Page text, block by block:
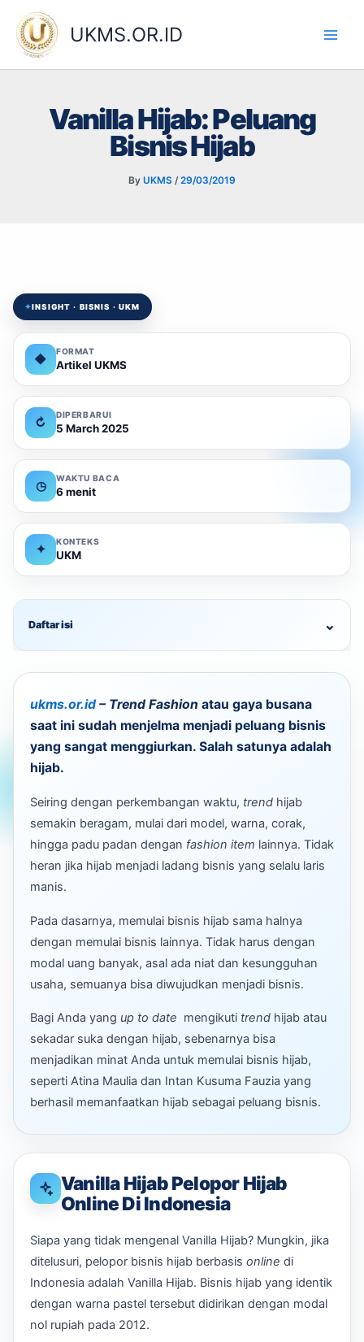
content
UKMS.OR.ID
Vanilla Hijab: Peluang
Bisnis Hijab
By UKMS /29/03/2019
✦INSIGHT · BISNIS · UKM
◆
FORMAT
Artikel UKMS
↻
DIPERBARUI
5 March 2025
◷
WAKTU BACA
6 menit
✦
KONTEKS
UKM
Daftar isi ⌄
ukms.or.id – Trend Fashion atau gaya busana
saat ini sudah menjelma menjadi peluang bisnis
yang sangat menggiurkan. Salah satunya adalah
hijab.
Seiring dengan perkembangan waktu, trend hijab
semakin beragam, mulai dari model, warna, corak,
hingga padu padan dengan fashion item lainnya. Tidak
heran jika hijab menjadi ladang bisnis yang selalu laris
manis.
Pada dasarnya, memulai bisnis hijab sama halnya
dengan memulai bisnis lainnya. Tidak harus dengan
modal uang banyak, asal ada niat dan kesungguhan
usaha, semuanya bisa diwujudkan menjadi bisnis.
Bagi Anda yang up to date mengikuti trend hijab atau
sekadar suka dengan hijab, sebenarnya bisa
menjadikan minat Anda untuk memulai bisnis hijab,
seperti Atina Maulia dan Intan Kusuma Fauzia yang
berhasil memanfaatkan hijab sebagai peluang bisnis.
Vanilla Hijab Pelopor Hijab
Online Di Indonesia
Siapa yang tidak mengenal Vanilla Hijab? Mungkin, jika
ditelusuri, pelopor bisnis hijab berbasis online di
Indonesia adalah Vanilla Hijab. Bisnis hijab yang identik
dengan warna pastel tersebut didirikan dengan modal
nol rupiah pada 2012.